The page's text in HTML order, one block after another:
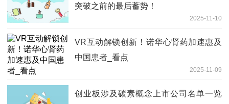
突破之前的最后蓄势！
2025-11-10
VR互动解锁创新！诺华心肾药加速惠及
中国患者_看点
2025-11-09
创业板涉及碳素概念上市公司名单一览